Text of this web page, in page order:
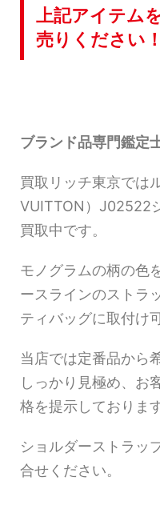
上記アイテム
売りください！
ブランド品専門鑑定
買取リッチ東京では
VUITTON）J02522
買取中です。
モノグラムの柄の色
ースラインのストラ
ティバッグに取付け
当店では定番品から
しっかり見極め、お
格を提示しております
ショルダーストラッ
合せください。